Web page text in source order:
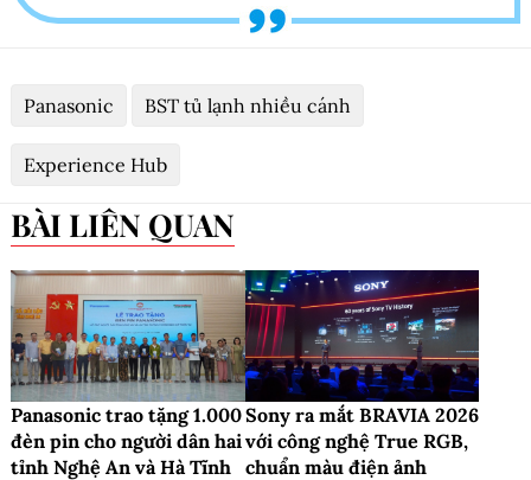
Panasonic BST tủ lạnh nhiều cánh
Experience Hub
BÀI LIÊN QUAN
Panasonic trao tặng 1.000
đèn pin cho người dân hai
tỉnh Nghệ An và Hà Tĩnh
Sony ra mắt BRAVIA 2026
với công nghệ True RGB,
chuẩn màu điện ảnh